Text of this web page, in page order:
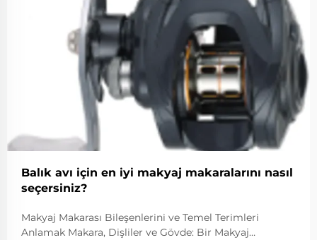
Balık avı için en iyi makyaj makaralarını nasıl
seçersiniz?
Makyaj Makarası Bileşenlerini ve Temel Terimleri
Anlamak Makara, Dişliler ve Gövde: Bir Makyaj